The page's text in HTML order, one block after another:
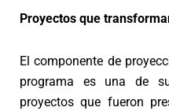
Proyectos que
El componente de
programa es una de
proyectos que fueron